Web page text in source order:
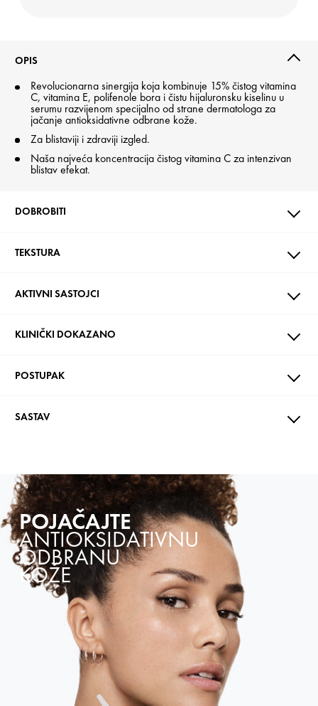
OPIS
Revolucionarna sinergija koja kombinuje 15% čistog vitamina
C, vitamina E, polifenole bora i čistu hijaluronsku kiselinu u
serumu razvijenom specijalno od strane dermatologa za
jačanje antioksidativne odbrane kože.
Za blistaviji i zdraviji izgled.
Naša najveća koncentracija čistog vitamina C za intenzivan
blistav efekat.
DOBROBITI
TEKSTURA
AKTIVNI SASTOJCI
KLINIČKI DOKAZANO
POSTUPAK
SASTAV
POJAČAJTE
ANTIOKSIDATIVNU
ODBRANU
KOŽE